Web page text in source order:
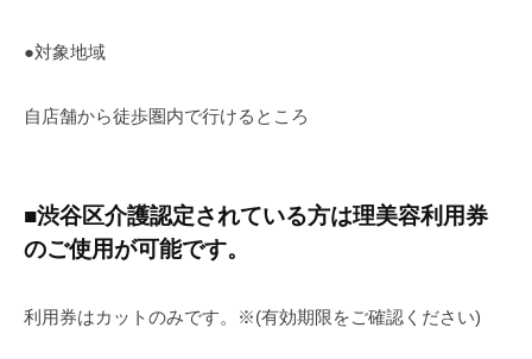
●対象地域
自店舗から徒歩圏内で行けるところ
■渋谷区介護認定されている方は理美容利用券
のご使用が可能です。
利用券はカットのみです。※(有効期限をご確認ください)